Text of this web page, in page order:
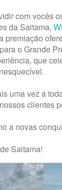
com vocês
da Saitama,
premiação
o Grande
que
uma vez a
clientes
a novas
Saitama!